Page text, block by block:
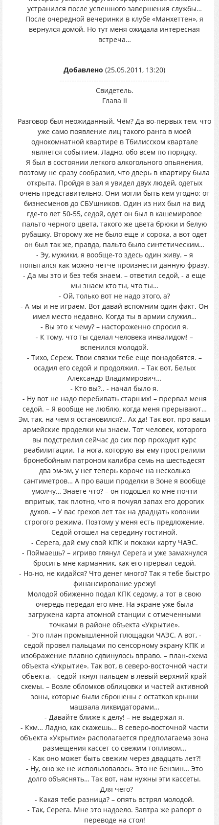
устранился после успешного завершения службы…
После очередной вечеринки в клубе «Манхеттен», я
вернулся домой. Но тут меня ожидала интересная
встреча…
Добавлено (25.05.2011, 13:20)
---------------------------------------------
Свидетель.
Глава II
Разговор был неожиданный. Чем? Да во-первых тем, что
уже само появление лиц такого ранга в моей
однокомнатной квартире в Тбилисском квартале
является событием. Ладно, обо всем по порядку.
Я был в состоянии легкого алкогольного опьянения,
поэтому не сразу сообразил, что дверь в квартиру была
открыта. Пройдя в зал я увидел двух людей, одетых
очень представительно. Они могли быть кем угодно: от
бизнесменов до СБУшников. Один из них был на вид
где-то лет 50-55, седой, одет он был в кашемировое
пальто черного цвета, такого же цвета брюки и белую
рубашку. Второму же не было еще и сорока, а вот одет
он был так же, правда, пальто было синтетическим…
- Эу, мужики, я вообще-то здесь один живу. – я
попытался как можно четче произнести данную фразу.
- Да мы это и без тебя знаем. – ответил седой, - а еще
мы знаем кто ты, что ты…
- Ой, только вот не надо этого, а?
- А мы и не играем. Вот давай вспомним один факт. Он
имел место недавно. Когда ты в армии служил…
- Вы это к чему? – настороженно спросил я.
- К тому, что ты сделал человека инвалидом! –
вспенился молодой.
- Тихо, Сереж. Твои связки тебе еще понадобятся. –
осадил его седой и продолжил. – Так вот, Белых
Александр Владимирович…
- Кто вы?.. - начал было я.
- Ну вот не надо перебивать старших! – прервал меня
седой. – Я вообще не люблю, когда меня прерывают…
Эм, так, на чем я остановился?.. Ах да! Так вот, про ваши
армейские проделки мы знаем. Тот человек, которого
вы подстрелил сейчас до сих пор проходит курс
реабилитации. Та нога, которую вы ему прострелили
бронебойным патроном калибра семь на шестьдесят
два эм-эм, у нег теперь короче на несколько
сантиметров… А про ваши проделки в Зоне я вообще
умолчу… Знаете что? – он подошел ко мне почти
впритык, так плотно, что я почуял запах его дорогих
духов. – У вас грехов лет так на двадцать колонии
строгого режима. Поэтому у меня есть предложение.
Седой отошел на середину гостиной.
- Серега, дай ему свой КПК и покажи карту ЧАЭС.
- Поймаешь? – игриво глянул Серега и уже замахнулся
бросить мне карманник, как его прервал седой.
- Но-но, не кидайся? Что денег много? Так я тебе быстро
финансирование урежу!
Молодой обиженно подал КПК седому, а тот в свою
очередь передал его мне. На экране уже была
загружена карта атомной станции с отмеченными
точками в районе объекта «Укрытие».
- Это план промышленной площадки ЧАЭС. А вот, -
седой провел пальцами по сенсорному экрану КПК и
изображение плавно сдвинулось вправо. – план-схема
объекта «Укрытие». Так вот, в северо-восточной части
объекта, - седой ткнул пальцем в левый верхний край
схемы. – Возле обломков облицовки и частей активной
зоны, которые были сброшены с остатков крыши
машзала ликвидаторами…
- Давайте ближе к делу! – не выдержал я.
- Кхм… Ладно, как скажешь… В северо-восточной части
объекта «Укрытие» располагается предполагаема зона
размещения кассет со свежим топливом…
- Как оно может быть свежим через двадцать лет?!
- Ну, оно же не использовалось. Это не бензин… Это
долго объяснять… Так вот, нам нужны эти кассеты.
- Для чего?
- Какая тебе разница? – опять встрял молодой.
- Так, Серега. Мне это надоело. Завтра же рапорт о
переводе на стол!